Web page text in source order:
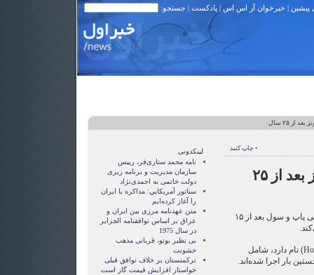
پیشین | خبرخوان آر اس اس| پادکست | جستجو:
از ۲۵ سال
• چاپ کنید
آلبوم جدید تام جونز بعد از ۲۵
تام جونز، خواننده معروف موسیقی پاپ و سول بعد از ۱۵
این آلبوم که «۲۴ ساعت» (24 Hours) نام دارد، شامل
بار اجرا شده‌اند.
لینکدونی
نامه محمد ستاری‌فر، رییس
سازمان مدیریت و برنامه ریزی
دولت خاتمی به احمدی‌نژاد
سناتور آمريکايي: مذاکره با ايران
را آغاز کرده‌ايم
متن عهدنامه مرزى بين ايران و
عراق بر اساس توافقنامه الجزاير
در سال 1975
بی نظیر بوتو، قربانی مذهب
خشونت
ترکمنستان بر خلاف توافق قبلی
خواستار افزایش قیمت گاز است